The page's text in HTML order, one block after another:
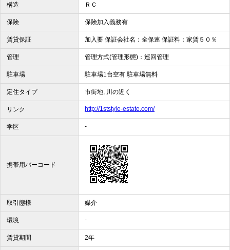
構造 ＲＣ
保険 保険加入義務有
賃貸保証 加入要 保証会社名：全保連 保証料：家賃５０％
管理 管理方式(管理形態)：巡回管理
駐車場 駐車場1台空有 駐車場無料
定住タイプ 市街地, 川の近く
リンク http://1ststyle-estate.com/
学区 -
携帯用バーコード
取引態様 媒介
環境 -
賃貸期間 2年